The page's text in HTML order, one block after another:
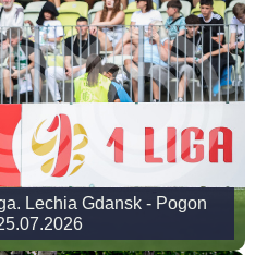
Lechia Gdansk - Pogon